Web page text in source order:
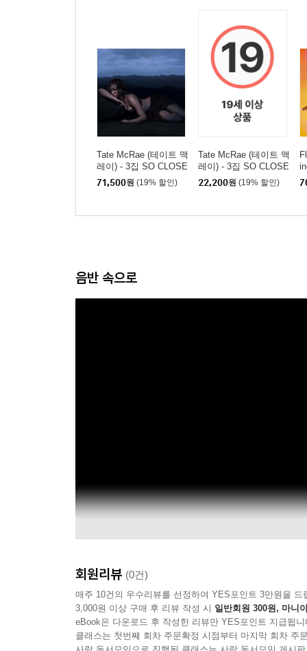
Tate McRae (테이트 맥
레이) - 3집 SO CLOSE
TO WHAT??? [클리어
컬러 2LP]
71,500원 (19% 할인)
Tate McRae (테이트 맥
레이) - 3집 SO CLOSE
TO WHAT???
22,200원 (19% 할인)
음반 속으로
회원리뷰 (0건)
매주 10건의 우수리뷰를 선정하여 YES포인트 3만원을 드
3,000원 이상 구매 후 리뷰 작성 시 일반회원 300원, 마니
eBook은 다운로드 후 작성한 리뷰만 YES포인트 지급됩니
클래스는 첫번째 회차 주문확정 시점부터 마지막 회차 주